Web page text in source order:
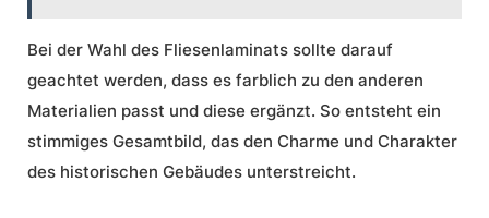
Bei der Wahl des Fliesenlaminats sollte darauf
geachtet werden, dass es farblich zu den anderen
Materialien passt und diese ergänzt. So entsteht ein
stimmiges Gesamtbild, das den Charme und Charakter
des historischen Gebäudes unterstreicht.